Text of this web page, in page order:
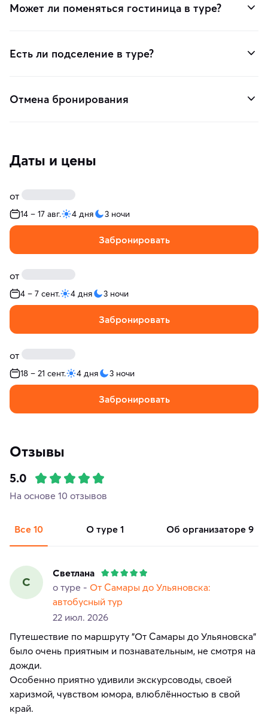
Может ли поменяться гостиница в туре?
Есть ли подселение в туре?
Отмена бронирования
Даты и цены
от
14 – 17 авг. 4 дня 3 ночи
Забронировать
от
4 – 7 сент. 4 дня 3 ночи
Забронировать
от
18 – 21 сент. 4 дня 3 ночи
Забронировать
Отзывы
5.0
На основе 10 отзывов
Все 10 о туре 1 об организаторе 9
С
Светлана
о туре - От Самары до Ульяновска:
автобусный тур
22 июл. 2026
Путешествие по маршруту "От Самары до Ульяновска"
было очень приятным и познавательным, не смотря на
дожди.
Особенно приятно удивили экскурсоводы, своей
харизмой, чувством юмора, влюблённостью в свой
край.